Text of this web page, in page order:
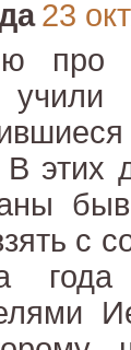
23
про
этих
с